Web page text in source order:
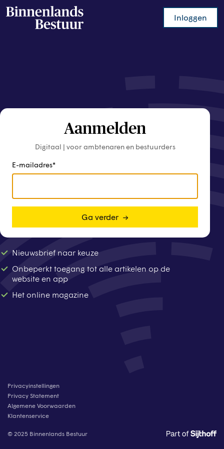
Inloggen
Aanmelden
Digitaal | voor ambtenaren en bestuurders
E-mailadres
Ga verder
Nieuwsbrief naar keuze
Onbeperkt toegang tot alle artikelen op de
website en app
Het online magazine
© 2025 Binnenlands Bestuur
Privacyinstellingen
Privacy Statement
Algemene Voorwaarden
Klantenservice